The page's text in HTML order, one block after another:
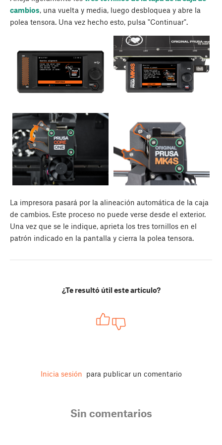
cambios, una vuelta y media, luego desbloquea y abre la
polea tensora. Una vez hecho esto, pulsa "Continuar".
La impresora pasará por la alineación automática de la caja
de cambios. Este proceso no puede verse desde el exterior.
Una vez que se le indique, aprieta los tres tornillos en el
patrón indicado en la pantalla y cierra la polea tensora.
¿Te resultó útil este artículo?
Inicia sesión para publicar un comentario
Sin comentarios